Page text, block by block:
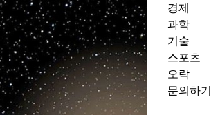
경제
과학
기술
스포츠
오락
문의하기